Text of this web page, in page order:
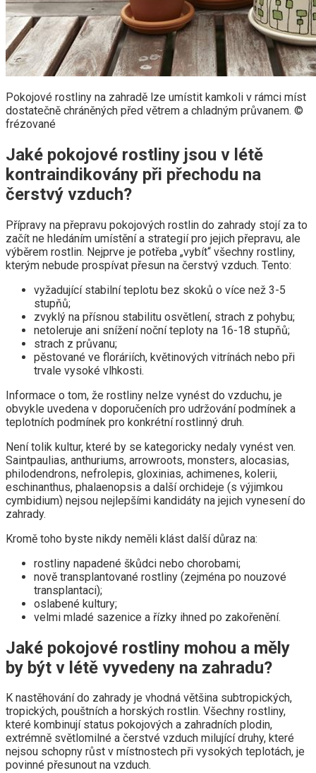
Pokojové rostliny na zahradě lze umístit kamkoli v rámci míst
dostatečně chráněných před větrem a chladným průvanem. ©
frézované
Jaké pokojové rostliny jsou v létě
kontraindikovány při přechodu na
čerstvý vzduch?
Přípravy na přepravu pokojových rostlin do zahrady stojí za to
začít ne hledáním umístění a strategií pro jejich přepravu, ale
výběrem rostlin. Nejprve je potřeba „vybít“ všechny rostliny,
kterým nebude prospívat přesun na čerstvý vzduch. Tento:
vyžadující stabilní teplotu bez skoků o více než 3-5
stupňů;
zvyklý na přísnou stabilitu osvětlení, strach z pohybu;
netoleruje ani snížení noční teploty na 16-18 stupňů;
strach z průvanu;
pěstované ve floráriích, květinových vitrínách nebo při
trvale vysoké vlhkosti.
Informace o tom, že rostliny nelze vynést do vzduchu, je
obvykle uvedena v doporučeních pro udržování podmínek a
teplotních podmínek pro konkrétní rostlinný druh.
Není tolik kultur, které by se kategoricky nedaly vynést ven.
Saintpaulias, anthuriums, arrowroots, monsters, alocasias,
philodendrons, nefrolepis, gloxinias, achimenes, kolerii,
eschinanthus, phalaenopsis a další orchideje (s výjimkou
cymbidium) nejsou nejlepšími kandidáty na jejich vynesení do
zahrady.
Kromě toho byste nikdy neměli klást další důraz na:
rostliny napadené škůdci nebo chorobami;
nově transplantované rostliny (zejména po nouzové
transplantaci);
oslabené kultury;
velmi mladé sazenice a řízky ihned po zakořenění.
Jaké pokojové rostliny mohou a měly
by být v létě vyvedeny na zahradu?
K nastěhování do zahrady je vhodná většina subtropických,
tropických, pouštních a horských rostlin. Všechny rostliny,
které kombinují status pokojových a zahradních plodin,
extrémně světlomilné a čerstvé vzduch milující druhy, které
nejsou schopny růst v místnostech při vysokých teplotách, je
povinné přesunout na vzduch.